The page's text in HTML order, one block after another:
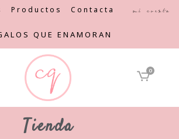
Productos Contacta Mi cuenta
QUE ENAMORAN
0
Tienda